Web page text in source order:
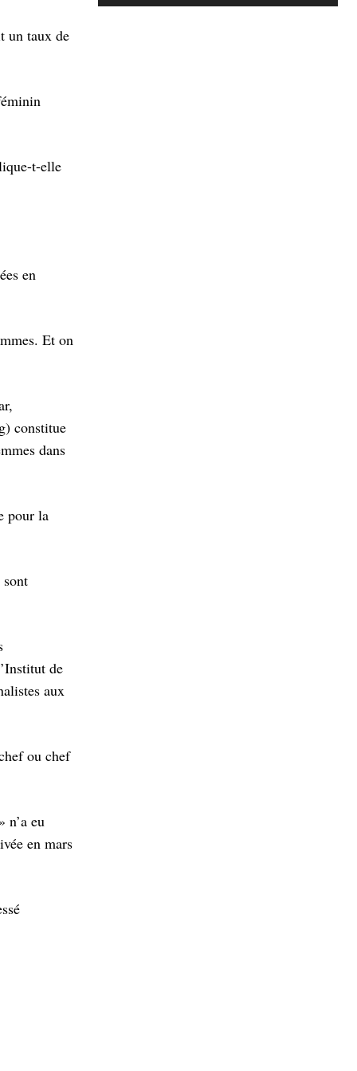
un taux de
t-elle
en
Et on
constitue
dans
pour la
de
aux
ou chef
n’a eu
en mars